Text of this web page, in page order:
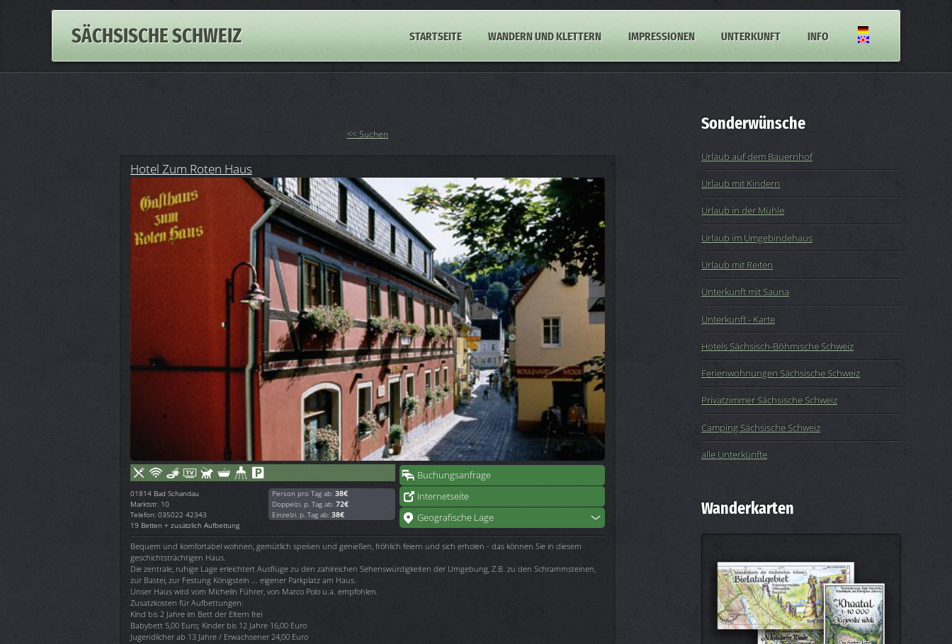
SÄCHSISCHE SCHWEIZ STARTSEITE WANDERN UND KLETTERN IMPRESSIONEN UNTERKUNFT INFO
<< Suchen
Hotel Zum Roten Haus
Buchungsanfrage
Internetseite
Geografische Lage
01814 Bad Schandau
Marktstr. 10
Telefon: 035022 42343
19 Betten + zusätzlich Aufbettung
Person pro Tag ab: 38€
Doppelzi. p. Tag ab: 72€
Einzelzi. p. Tag ab: 38€
Bequem und komfortabel wohnen, gemütlich speisen und genießen, fröhlich feiern und sich erholen - das können Sie in diesem
geschichtsträchtigen Haus.
Die zentrale, ruhige Lage erleichtert Ausflüge zu den zahlreichen Sehenswürdigkeiten der Umgebung, Z.B. zu den Schrammsteinen,
zur Bastei, zur Festung Königstein ... eigener Parkplatz am Haus.
Unser Haus wird vom Michelin Führer, von Marco Polo u.a. empfohlen.
Zusatzkosten für Aufbettungen:
Kind bis 2 Jahre im Bett der Eltern frei
Babybett 5,00 Euro; Kinder bis 12 Jahre 16,00 Euro
Jugendlicher ab 13 Jahre / Erwachsener 24,00 Euro
Sonderwünsche
Urlaub auf dem Bauernhof
Urlaub mit Kindern
Urlaub in der Mühle
Urlaub im Umgebindehaus
Urlaub mit Reiten
Unterkunft mit Sauna
Unterkunft - Karte
Hotels Sächsisch-Böhmische Schweiz
Ferienwohnungen Sächsische Schweiz
Privatzimmer Sächsische Schweiz
Camping Sächsische Schweiz
alle Unterkünfte
Wanderkarten